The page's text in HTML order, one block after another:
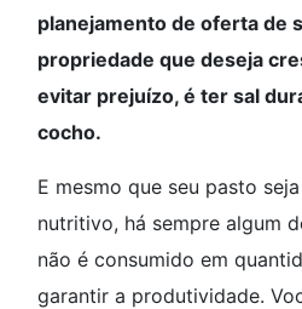
planejamento de oferta de
propriedade que deseja
evitar prejuízo, é ter sal
cocho.
E mesmo que seu pasto
nutritivo, há sempre algum
não é consumido em
garantir a produtividade.